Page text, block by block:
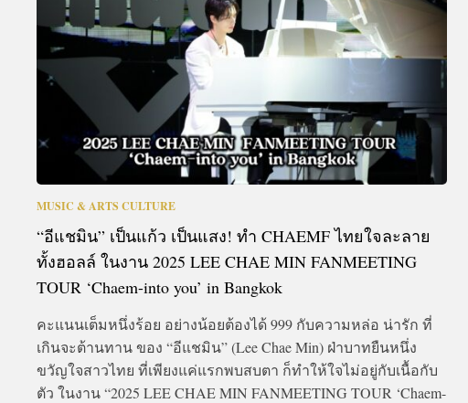
MUSIC & ARTS CULTURE
“อีแชมิน” เป็นแก้ว เป็นแสง! ทำ CHAEMF ไทยใจละลาย
ทั้งฮอลล์ ในงาน 2025 LEE CHAE MIN FANMEETING
TOUR ‘Chaem-into you’ in Bangkok
คะแนนเต็มหนึ่งร้อย อย่างน้อยต้องได้ 999 กับความหล่อ น่ารัก ที่
เกินจะต้านทาน ของ “อีแชมิน” (Lee Chae Min) ฝ่าบาทยืนหนึ่ง
ขวัญใจสาวไทย ที่เพียงแค่แรกพบสบตา ก็ทำให้ใจไม่อยู่กับเนื้อกับ
ตัว ในงาน “2025 LEE CHAE MIN FANMEETING TOUR ‘Chaem-